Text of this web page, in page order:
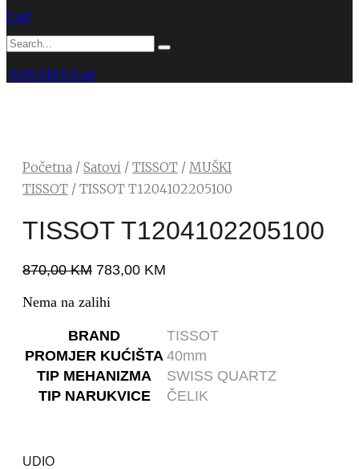
Cart
0,00 KM 0 Cart
Početna / Satovi / TISSOT / MUŠKI
TISSOT / TISSOT T1204102205100
TISSOT T1204102205100
870,00KM 783,00 KM
Nema na zalihi
BRAND
TISSOT
PROMJER KUĆIŠTA 40mm
TIP MEHANIZMA
SWISS QUARTZ
TIP NARUKVICE
ČELIK
UDIO